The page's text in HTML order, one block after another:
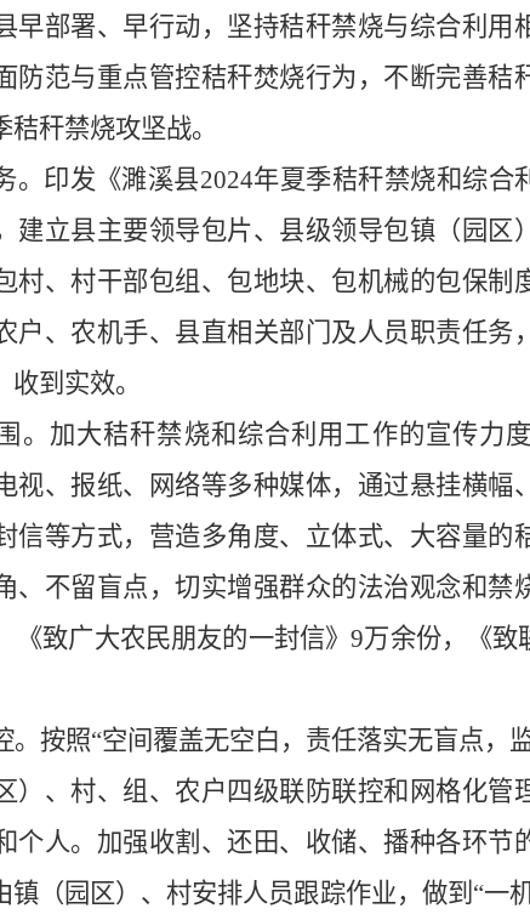
早部署、早行动，坚持秸秆禁烧与综合利用
防范与重点管控秸秆焚烧行为，不断完善秸
秆禁烧攻坚战。
。印发《濉溪县2024年夏季秸秆禁烧和综合
建立县主要领导包片、县级领导包镇（园区
村、村干部包组、包地块、包机械的包保制
户、农机手、县直相关部门及人员职责任务
到实效。
。加大秸秆禁烧和综合利用工作的宣传力
视、报纸、网络等多种媒体，通过悬挂横幅
信等方式，营造多角度、立体式、大容量的
、不留盲点，切实增强群众的法治观念和禁
《致广大农民朋友的一封信》9万余份，《致
。按照“空间覆盖无空白，责任落实无盲点，
）、村、组、农户四级联防联控和网格化管
个人。加强收割、还田、收储、播种各环节
镇（园区）、村安排人员跟踪作业，做到“一